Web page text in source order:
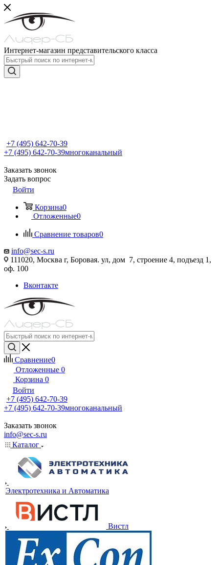
Интернет-магазин представительского класса
+7 (495) 642-70-39
+7 (495) 642-70-39многоканальный
Заказать звонок
Задать вопрос
Войти
Корзина0
Отложенные0
Сравнение товаров0
info@sec-s.ru
111020, Москва г, Боровая. ул, дом 7, строение 4, подъезд 1,
оф. 100
Вконтакте
Сравнение0
Отложенные 0
Корзина 0
Войти
+7 (495) 642-70-39
+7 (495) 642-70-39многоканальный
Заказать звонок
info@sec-s.ru
Каталог
Электротехника и Автоматика
Вистл